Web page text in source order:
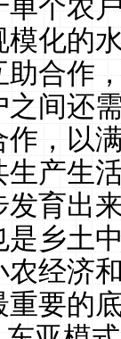
单个农
模化的
助合作
之间还
作，以
生产生
发育出
是乡土
农经济
重要的